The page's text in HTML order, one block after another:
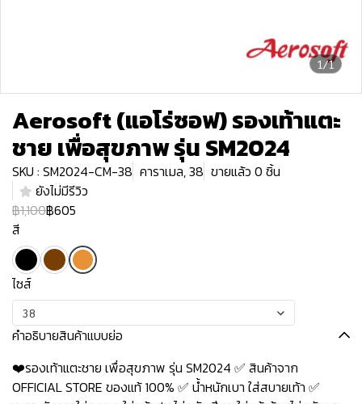
1/1
Aerosoft (แอโร่ซอฟ) รองเท้าแตะ
ชาย เพื่อสุขภาพ รุ่น SM2024
SKU : SM2024-CM-38 คาราเมล, 38 ขายแล้ว 0 ชิ้น
ยังไม่มีรีวิว
฿1,100฿605
สี
ไซส์
38
คำอธิบายสินค้าแบบย่อ
❤️รองเท้าแตะชาย เพื่อสุขภาพ รุ่น SM2024 ✅ สินค้าจาก
OFFICIAL STORE ของแท้ 100% ✅ น้ำหนักเบา ใส่สบายเท้า ✅